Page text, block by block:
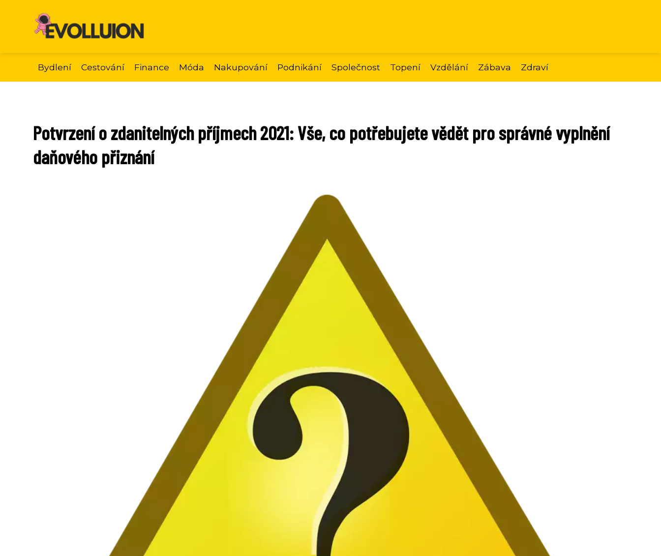
Bydlení Cestování Finance Móda Nakupování Podnikání Společnost Topení Vzdělání Zábava Zdraví
Potvrzení o zdanitelných příjmech 2021: Vše, co potřebujete vědět pro správné vyplnění
daňového přiznání